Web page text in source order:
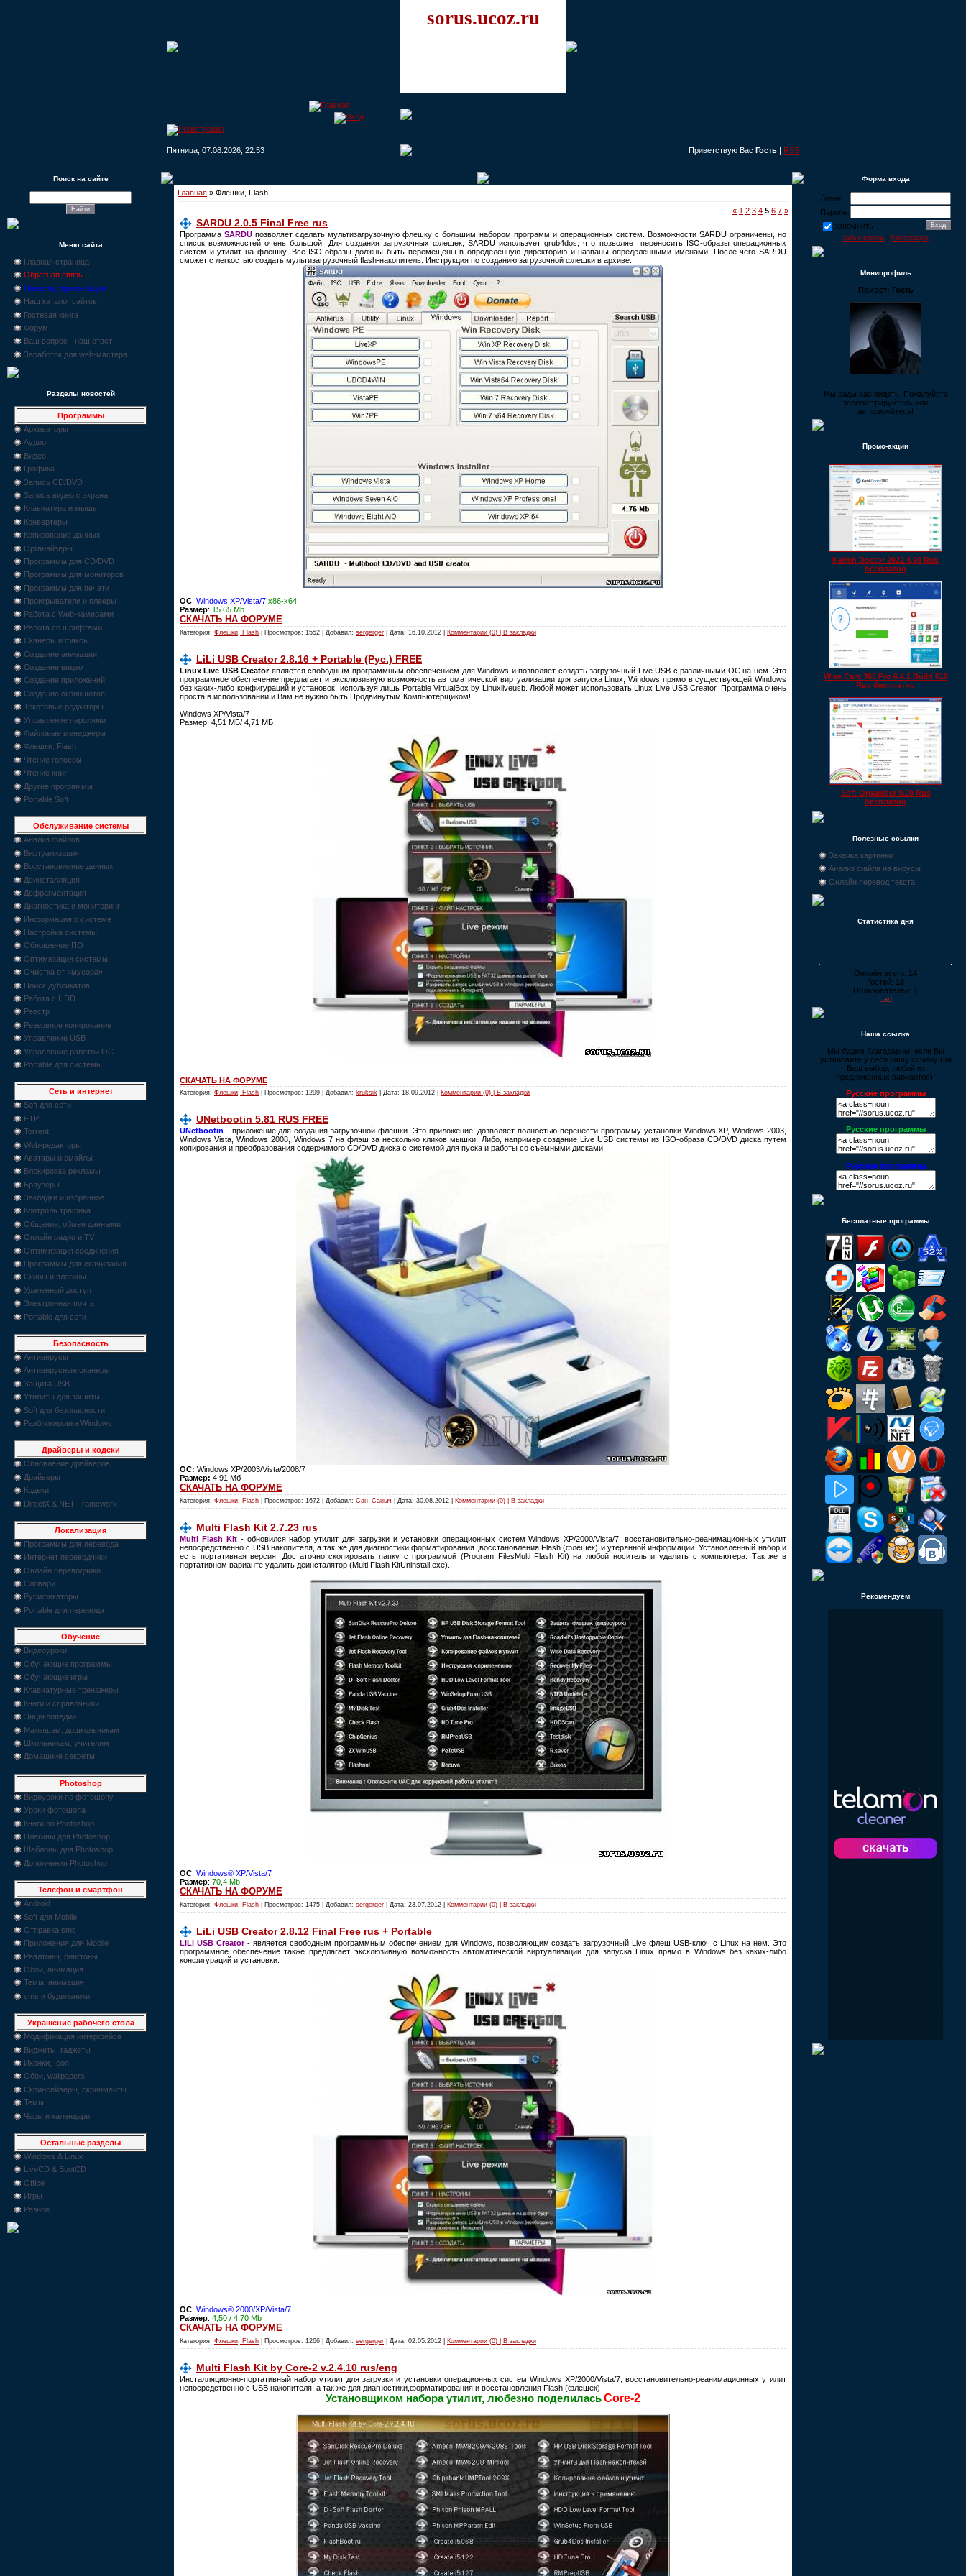
sorus.ucoz.ru
Пятница, 07.08.2026, 22:53 Приветствую Вас Гость | RSS
Поиск на сайте
Меню сайта
Главная страница
Обратная связь
Новости, промо-акции
Наш каталог сайтов
Гостевая книга
Форум
Ваш вопрос - наш ответ
Заработок для web-мастера
Разделы новостей
Программы
Архиваторы
Аудио
Видео
Графика
Запись CD/DVD
Запись видео с экрана
Клавиатура и мышь
Конвертеры
Копирование данных
Органайзеры
Программы для CD/DVD
Программы для мониторов
Программы для печати
Проигрыватели и плееры
Работа с Web-камерами
Работа со шрифтами
Сканеры и факсы
Создание анимации
Создание видео
Создание приложений
Создание скриншотов
Текстовые редакторы
Управление паролями
Файловые менеджеры
Флешки, Flash
Чтение голосом
Чтение книг
Другие программы
Portable Soft
Обслуживание системы
Анализ файлов
Виртуализация
Восстановление данных
Деинсталляция
Дефрагментация
Диагностика и мониторинг
Информация о системе
Настройка системы
Обновление ПО
Оптимизация системы
Очистка от «мусора»
Поиск дубликатов
Работа с HDD
Реестр
Резервное копирование
Управление USB
Управление работой ОС
Portable для системы
Сеть и интернет
Soft для сети
FTP
Torrent
Web-редакторы
Аватары и смайлы
Блокировка рекламы
Браузеры
Закладки и избранное
Контроль трафика
Общение, обмен данными
Онлайн радио и TV
Оптимизация соединения
Программы для скачивания
Скины и плагины
Удаленный доступ
Электронная почта
Portable для сети
Безопасность
Антивирусы
Антивирусные сканеры
Защита USB
Утилиты для защиты
Soft для безопасности
Разблокировка Windows
Драйверы и кодеки
Обновление драйверов
Драйверы
Кодеки
DirectX & NET Framework
Локализация
Программы для перевода
Интернет переводчики
Онлайн переводчики
Словари
Русификаторы
Portable для перевода
Обучение
Видеоуроки
Обучающие программы
Обучающие игры
Клавиатурные тренажеры
Книги и справочники
Энциклопедии
Малышам, дошкольникам
Школьникам, учителям
Домашние секреты
Photoshop
Видеуроки по фотошопу
Уроки фотошопа
Книги по Photoshop
Плагины для Photoshop
Шаблоны для Photoshop
Дополнения Photoshop
Телефон и смартфон
Android
Soft для Mobile
Отправка sms
Приложения для Mobile
Реалтоны, рингтоны
Обои, анимация
Темы, анимация
sms и будильники
Украшение рабочего стола
Модификация интерфейса
Виджеты, гаджеты
Иконки, Icon
Обои, wallpapers
Скринсейверы, скринмейты
Темы
Часы и календари
Остальные разделы
Windows & Linux
LiveCD & BootCD
Office
Игры
Разное
Главная » Флешки, Flash
« 1 2 3 4 5 6 7 »
SARDU 2.0.5 Final Free rus
ПрограммаSARDU позволяет сделать мультизагрузочную флешку с большим набором программ и операционных систем. Возможности SARDU ограничены, но
список возможностей очень большой. Для создания загрузочных флешек, SARDU использует grub4dos, что позволяет переносить ISO-образы операционных
систем и утилит на флешку. Все ISO-образы должны быть перемещены в определенную директорию и названы определенными именами. После чего SARDU
сможет с легкостью создать мультизагрузочный flash-накопитель. Инструкция по созданию загрузочной флешки в архиве.
OC: Windows XP/Vista/7 x86-x64
Размер: 15.65 Mb
СКАЧАТЬ НА ФОРУМЕ
Категория: Флешки, Flash | Просмотров: 1552 | Добавил: sergerger | Дата: 16.10.2012 Комментарии (0) | В закладки
LiLi USB Creator 2.8.16 + Portable (Рус.) FREE
Linux Live USB Creatorявляется свободным программным обеспечением для Windows и позволяет создать загрузочный Live USB с различными ОС на нем. Это
программное обеспечение предлагает и эксклюзивную возможность автоматической виртуализации для запуска Linux, Windows прямо в существующей Windows
без каких-либо конфигураций и установок, используя лишь Portable VirtualBox by Linuxliveusb. Любой может использовать Linux Live USB Creator. Программа очень
проста в использовании и Вам не нужно быть Продвинутым Компьютерщиком!
Windows XP/Vista/7
Размер: 4,51 МБ/ 4,71 МБ
СКАЧАТЬ НА ФОРУМЕ
Категория: Флешки, Flash | Просмотров: 1299 | Добавил: kruksik | Дата: 18.09.2012 Комментарии (0) | В закладки
UNetbootin 5.81 RUS FREE
UNetbootin - приложение для создания загрузочной флешки. Это приложение, дозволяет полностью перенести программу установки Windows XP, Windows 2003,
Windows Vista, Windows 2008, Windows 7 на флэш за несколько кликов мышки. Либо, например создание Live USB системы из ISO-образа CD/DVD диска путем
копирования и преобразования содержимого CD/DVD диска с системой для пуска и работы со съемными дисками.
ОС: Windows XP/2003/Vista/2008/7
Размер: 4,91 Мб
СКАЧАТЬ НА ФОРУМЕ
Категория: Флешки, Flash | Просмотров: 1672 | Добавил: Сан_Саныч | Дата: 30.08.2012 Комментарии (0) | В закладки
Multi Flash Kit 2.7.23 rus
Multi Flash Kit- oбновился набор утилит для загрузки и установки операционных систем Windows XP/2000/Vista/7, восстановительно-реанимационных утилит
непосредственно с USB накопителя, а так же для диагностики,форматирования ,восстановления Flash (флешек) и утерянной информации. Установленный набор и
есть портативная версия. Достаточно скопировать папку с программой (Program FilesMulti Flash Kit) на любой носитель и удалить с компьютера. Так же в
портативном варианте удалить деинсталятор (Multi Flash KitUninstall.exe).
ОС: Windows® XP/Vista/7
Размер: 70,4 Mb
СКАЧАТЬ НА ФОРУМЕ
Категория: Флешки, Flash | Просмотров: 1475 | Добавил: sergerger | Дата: 23.07.2012 Комментарии (0) | В закладки
LiLi USB Creator 2.8.12 Final Free rus + Portable
LiLi USB Creator- является свободным программным обеспечением для Windows, позволяющим создать загрузочный Live флеш USB-ключ с Linux на нем. Это
программное обеспечение также предлагает эксклюзивную возможность автоматической виртуализации для запуска Linux прямо в Windows без каких-либо
конфигураций и установки.
ОС: Windows® 2000/XP/Vista/7
Размер: 4,50 / 4,70 Mb
СКАЧАТЬ НА ФОРУМЕ
Категория: Флешки, Flash | Просмотров: 1266 | Добавил: sergerger | Дата: 02.05.2012 Комментарии (0) | В закладки
Multi Flash Kit by Core-2 v.2.4.10 rus/eng
Инсталляционно-портативный набор утилит для загрузки и установки операционных систем Windows XP/2000/Vista/7, восстановительно-реанимационных утилит
непосредственно с USB накопителя, а так же для диагностики,форматирования и восстановления Flash (флешек)
Установщиком набора утилит, любезно поделиласьCore-2
Форма входа
Логин:
Пароль:
запомнить
Забыл пароль Регистрация
Минипрофиль
Привет: Гость
Мы рады вас видеть. Пожалуйста
зарегистрируйтесь или
авторизуйтесь!
Промо-акции
Kerish Doctor 2022 4.90 Rus
бесплатно
Wise Care 365 Pro 6.4.1 Build 618
Rus бесплатно
Soft Organizer 9.20 Rus
бесплатно
Полезные ссылки
Закачка картинки
Анализ файла на вирусы
Онлайн перевод текста
Статистика дня
Онлайн всего: 14
Гостей: 13
Пользователей: 1
Lad
Наша ссылка
Мы будем благодарны, если Вы
установите у себя нашу ссылку (на
Ваш выбор, любой из
предложенных вариантов):
Русские программы
Русские программы
Русские программы
Бесплатные программы
Рекомендуем